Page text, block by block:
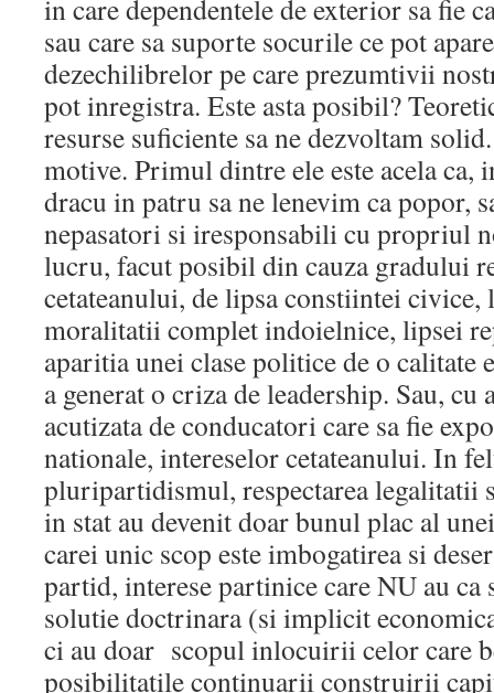
in care dependentele de exterior sa fie
sau care sa suporte socurile ce pot
dezechilibrelor pe care prezumtivii
pot inregistra. Este asta posibil?
resurse suficiente sa ne dezvoltam
motive. Primul dintre ele este acela ca,
dracu in patru sa ne lenevim ca popor,
nepasatori si iresponsabili cu propriul
lucru, facut posibil din cauza gradului
cetateanului, de lipsa constiintei
moralitatii complet indoielnice, lipsei
aparitia unei clase politice de o calitate
a generat o criza de leadership. Sau,
acutizata de conducatori care sa fie
nationale, intereselor cetateanului. In
pluripartidismul, respectarea legalitatii
in stat au devenit doar bunul plac al
carei unic scop este imbogatirea si
partid, interese partinice care NU au ca
solutie doctrinara (si implicit
ci au doar scopul inlocuirii celor care
posibilitatile continuarii construirii